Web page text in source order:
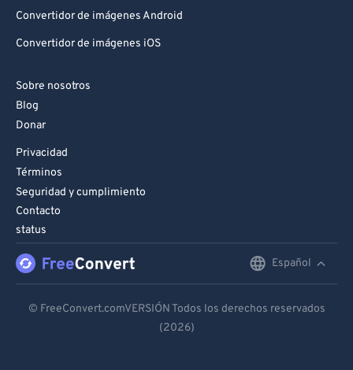
Convertidor de imágenes Android
Convertidor de imágenes iOS
Sobre nosotros
Blog
Donar
Privacidad
Términos
Seguridad y cumplimiento
Contacto
status
Español
Español
© FreeConvert.comVERSIÓN Todos los derechos reservados
(2026)